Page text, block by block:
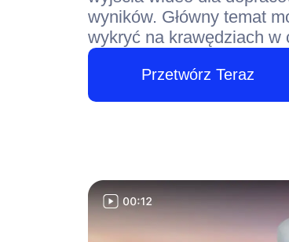
wyników. Główny temat
wykryć na krawędziach w
Przetwórz Teraz